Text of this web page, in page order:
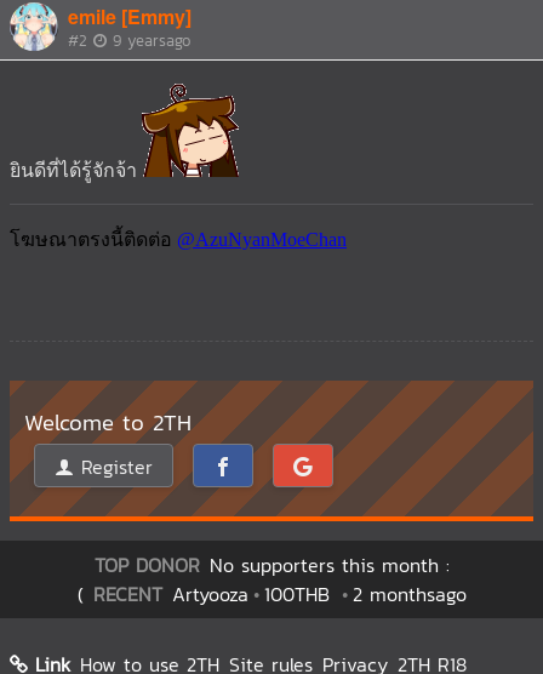
emile [Emmy]
#2 9 yearsago
ยินดีที่ได้รู้จักจ้า
Welcome to 2TH
Register
TOP DONOR No supporters this month :
( RECENT Artyooza 100THB 2 monthsago
Link How to use 2TH Site rules Privacy 2TH R18